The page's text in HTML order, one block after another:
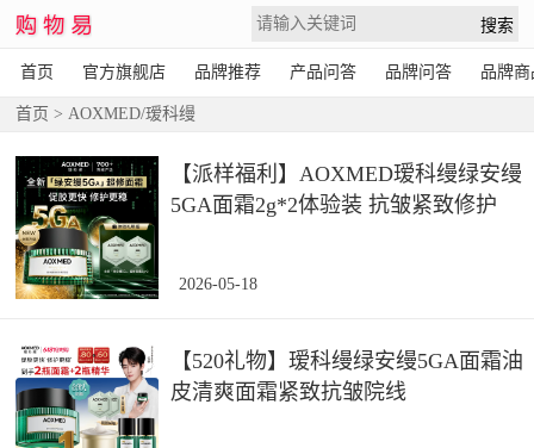
首页 官方旗舰店 品牌推荐 产品问答 品牌问答 品牌商
首页 > AOXMED/瑷科缦
【派样福利】AOXMED瑷科缦绿安缦
5GA面霜2g*2体验装 抗皱紧致修护
2026-05-18
【520礼物】瑷科缦绿安缦5GA面霜油
皮清爽面霜紧致抗皱院线